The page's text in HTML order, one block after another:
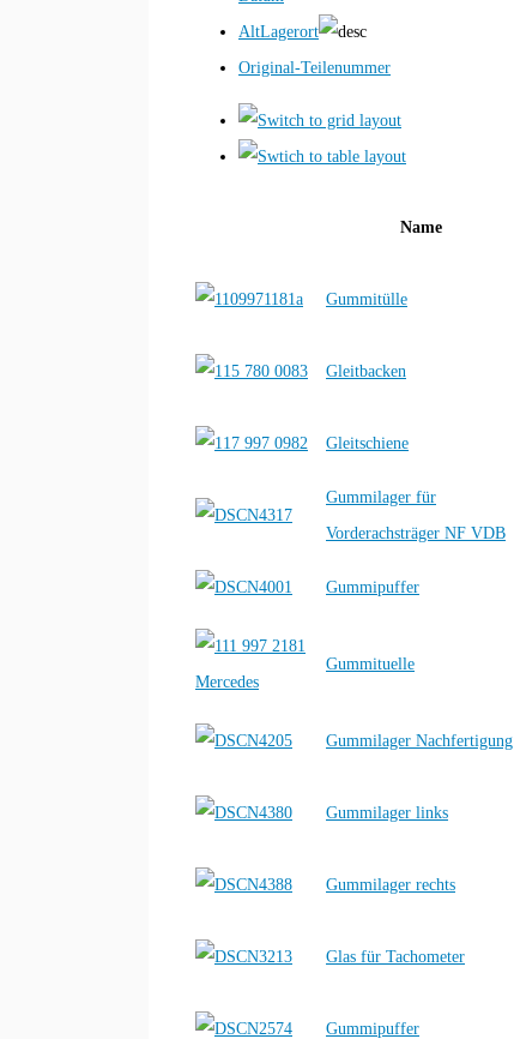
AltLagerort
Original-Teilenummer
Name
Gummitülle
Gleitbacken
Gleitschiene
Gummilager für
Vorderachsträger NF VDB
Gummipuffer
Gummituelle
Gummilager Nachfertigung
Gummilager links
Gummilager rechts
Glas für Tachometer
Gummipuffer